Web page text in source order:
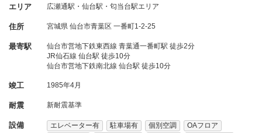
エリア 広瀬通駅・仙台駅・匂当台駅エリア
住所 宮城県 仙台市青葉区 一番町1-2-25
最寄駅
仙台市営地下鉄東西線 青葉通一番町駅 徒歩2分
JR仙石線 仙台駅 徒歩10分
仙台市営地下鉄南北線 仙台駅 徒歩10分
竣工 1985年4月
耐震 新耐震基準
設備 エレベーター有 駐車場有 個別空調
OAフロア